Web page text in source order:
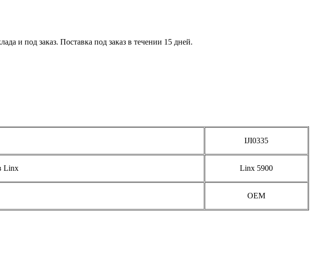
и под заказ. Поставка под заказ в течении 15 дней.
IJI0335
Linx Linx 5900
OEM